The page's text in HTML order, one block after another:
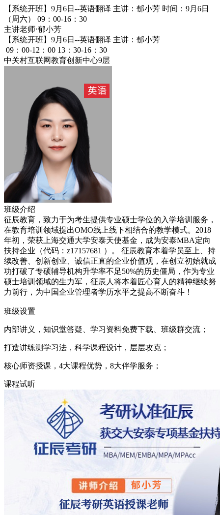
【系统开班】9月6日--英语翻译 主讲：郁小芳 时间：9月6日
（周六） 09：00-16：30
主讲老师⋅郁小芳
【系统开班】9月6日--英语翻译 主讲：郁小芳
09：00-12：00 13：30-16：30
中关村互联网教育创新中心9层
班级介绍
征辰教育，致力于为考生提供专业硕士学位的入学培训服务，
在教育培训领域提出OMO线上线下相结合的教学模式。2018
年初，荣获上海交通大学安泰天使基金，成为安泰MBA定向
扶持企业（代码：z17157681 ）。 征辰教育本着学员至上、持
续改善、创新创业、诚信正直的企业价值观，在创立初始就成
功打破了专硕辅导机构升学率不足50%的历史僵局，作为专业
硕士培训领域的生力军，征辰人将本着匠心育人的精神继续努
力前行，为中国企业管理者学历水平之提高不断奋斗！
班级设置
内部讲义，知识堂答疑、学习资料免费下载、班级群交流；
打造讲练测学习法，科学课程设计，层层攻克；
核心师资授课，4大课程优势，8大伴学服务；
课程试听